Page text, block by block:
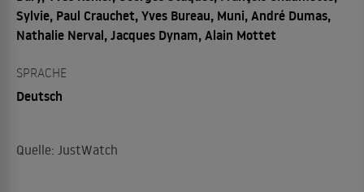
Sylvie, Paul Crauchet, Yves Bureau, Muni, André Dumas,
Nathalie Nerval, Jacques Dynam, Alain Mottet
SPRACHE
Deutsch
Quelle: JustWatch